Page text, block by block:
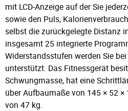
mit LCD-Anzeige auf der Sie
sowie den Puls,
selbst die zurückgelegte Distanz
insgesamt 25 integrierte
Widerstandsstufen werden Sie
unterstützt. Das Fitnessgerät
Schwungmasse, hat eine
über Aufbaumaße von 145 × 52
von 47 kg.